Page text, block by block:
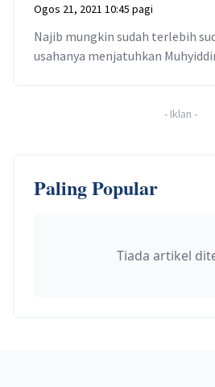
Ogos 21, 2021 10:45 pagi
Najib mungkin sudah terlebih
usahanya menjatuhkan
- Iklan -
Paling Popular
Tiada artikel